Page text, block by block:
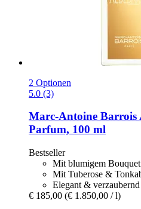
2 Optionen
5.0 (3)
Marc-Antoine Barrois
Parfum, 100 ml
Bestseller
Mit blumigem Bouquet
Mit Tuberose &
Elegant & verzaubernd
€ 185,00 (€ 1.850,00 / l)